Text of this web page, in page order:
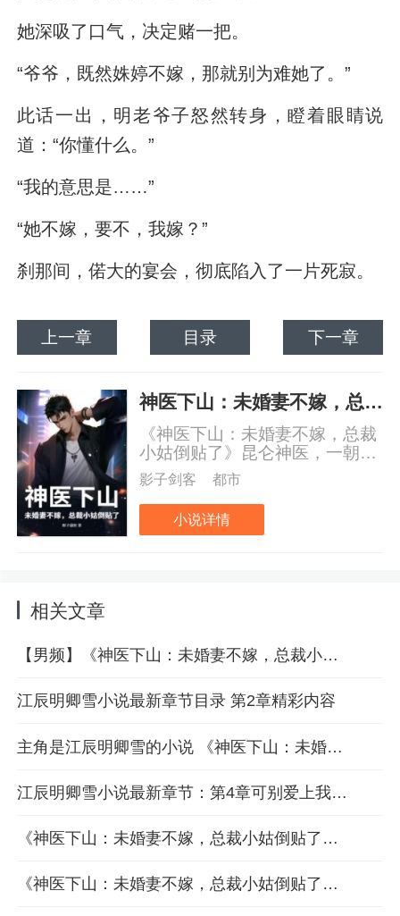
她深吸了口气，决定赌一把。
“爷爷，既然姝婷不嫁，那就别为难她了。”
此话一出，明老爷子怒然转身，瞪着眼睛说
道：“你懂什么。”
“我的意思是……”
“她不嫁，要不，我嫁？”
刹那间，偌大的宴会，彻底陷入了一片死寂。
上一章 目录 下一章
神医下山：未婚妻不嫁，总裁小姑倒贴了
《神医下山：未婚妻不嫁，总裁
小姑倒贴了》昆仑神医，一朝下
山。有人说，他是济世堂堂主，
名下神医，数不胜数。亦有人
说，他是万宝阁阁主，所拥财
产，富可敌国。还有人说，他是
当年是谁害了江家满门，本将军
影子剑客 都市
小说详情
相关文章
【男频】《神医下山：未婚妻不嫁，总裁小姑倒贴了》最新章节第1章在线阅读
江辰明卿雪小说最新章节目录 第2章精彩内容
主角是江辰明卿雪的小说 《神医下山：未婚妻不嫁，总裁小姑倒贴了》全篇免费无需书豆
江辰明卿雪小说最新章节：第4章可别爱上我，否则就麻烦了
《神医下山：未婚妻不嫁，总裁小姑倒贴了》（影子剑客 著）全章节免费阅读平台
《神医下山：未婚妻不嫁，总裁小姑倒贴了》更新了吗 最新章节第6章阅读